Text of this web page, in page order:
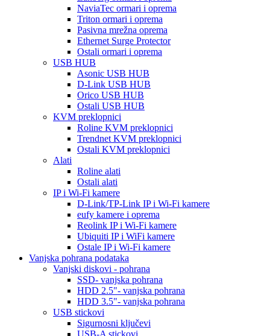
NaviaTec ormari i oprema
Triton ormari i oprema
Pasivna mrežna oprema
Ethernet Surge Protector
Ostali ormari i oprema
USB HUB
Asonic USB HUB
D-Link USB HUB
Orico USB HUB
Ostali USB HUB
KVM preklopnici
Roline KVM preklopnici
Trendnet KVM preklopnici
Ostali KVM preklopnici
Alati
Roline alati
Ostali alati
IP i Wi-Fi kamere
D-Link/TP-Link IP i Wi-Fi kamere
eufy kamere i oprema
Reolink IP i Wi-Fi kamere
Ubiquiti IP i WiFi kamere
Ostale IP i Wi-Fi kamere
Vanjska pohrana podataka
Vanjski diskovi - pohrana
SSD- vanjska pohrana
HDD 2.5"- vanjska pohrana
HDD 3.5"- vanjska pohrana
USB stickovi
Sigurnosni ključevi
USB-A stickovi